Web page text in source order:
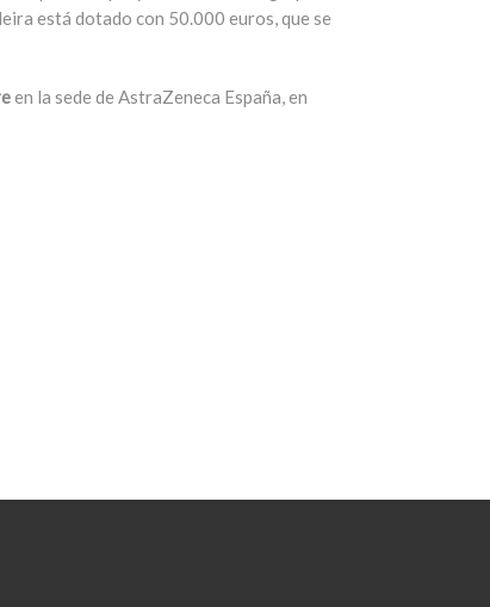
está dotado con 50.000 euros, que se
en la sede de AstraZeneca España, en